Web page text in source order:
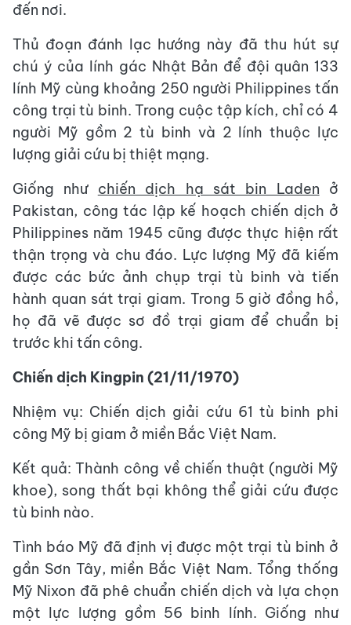
đến nơi.
Thủ đoạn đánh lạc hướng này đã thu hút sự
chú ý của lính gác Nhật Bản để đội quân 133
lính Mỹ cùng khoảng 250 người Philippines tấn
công trại tù binh. Trong cuộc tập kích, chỉ có 4
người Mỹ gồm 2 tù binh và 2 lính thuộc lực
lượng giải cứu bị thiệt mạng.
Giống như chiến dịch hạ sát bin Laden ở
Pakistan, công tác lập kế hoạch chiến dịch ở
Philippines năm 1945 cũng được thực hiện rất
thận trọng và chu đáo. Lực lượng Mỹ đã kiếm
được các bức ảnh chụp trại tù binh và tiến
hành quan sát trại giam. Trong 5 giờ đồng hồ,
họ đã vẽ được sơ đồ trại giam để chuẩn bị
trước khi tấn công.
Chiến dịch Kingpin (21/11/1970)
Nhiệm vụ: Chiến dịch giải cứu 61 tù binh phi
công Mỹ bị giam ở miền Bắc Việt Nam.
Kết quả: Thành công về chiến thuật (người Mỹ
khoe), song thất bại không thể giải cứu được
tù binh nào.
Tình báo Mỹ đã định vị được một trại tù binh ở
gần Sơn Tây, miền Bắc Việt Nam. Tổng thống
Mỹ Nixon đã phê chuẩn chiến dịch và lựa chọn
một lực lượng gồm 56 binh lính. Giống như